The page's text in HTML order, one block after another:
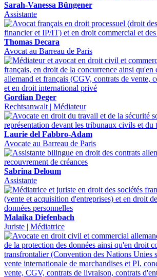
Sarah-Vanessa Büngener
Assistante
Thomas Decara
Avocat au Barreau de Paris
Gordian Deger
Rechtsanwalt | Médiateur
Laurie del Fabbro-Adam
Avocate au Barreau de Paris
Sabrina Deloum
Assistante
Malaika Diefenbach
Juriste | Médiatrice